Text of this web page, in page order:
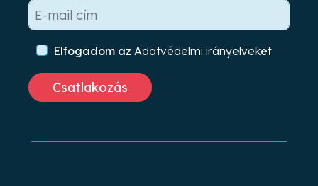
Elfogadom azAdatvédelmi irányelveket